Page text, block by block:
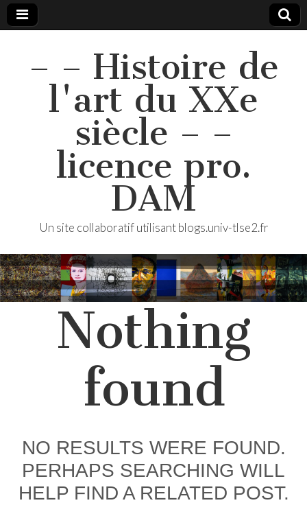
– – Histoire de
l'art du XXe
siècle – –
licence pro.
DAM
Un site collaboratif utilisant blogs.univ-tlse2.fr
Nothing
found
NO RESULTS WERE FOUND.
PERHAPS SEARCHING WILL
HELP FIND A RELATED POST.